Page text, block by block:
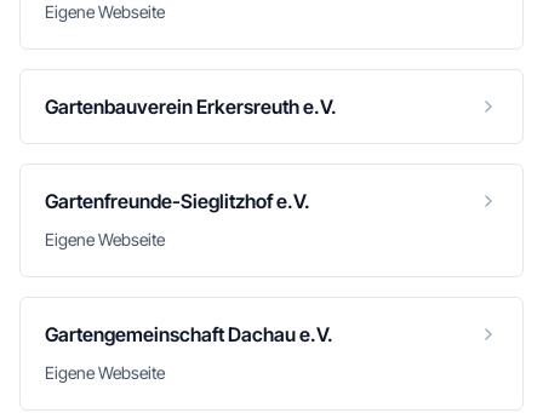
Eigene Webseite
Gartenbauverein Erkersreuth e.V.
Gartenfreunde-Sieglitzhof e.V.
Eigene Webseite
Gartengemeinschaft Dachau e.V.
Eigene Webseite